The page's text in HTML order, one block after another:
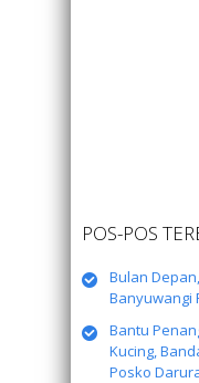
POS-POS
Bulan
Banyuwangi
Bantu
Kucing,
Posko